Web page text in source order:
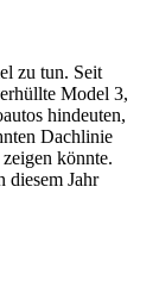
zu tun. Seit
Model 3,
hindeuten,
Dachlinie
könnte.
diesem Jahr